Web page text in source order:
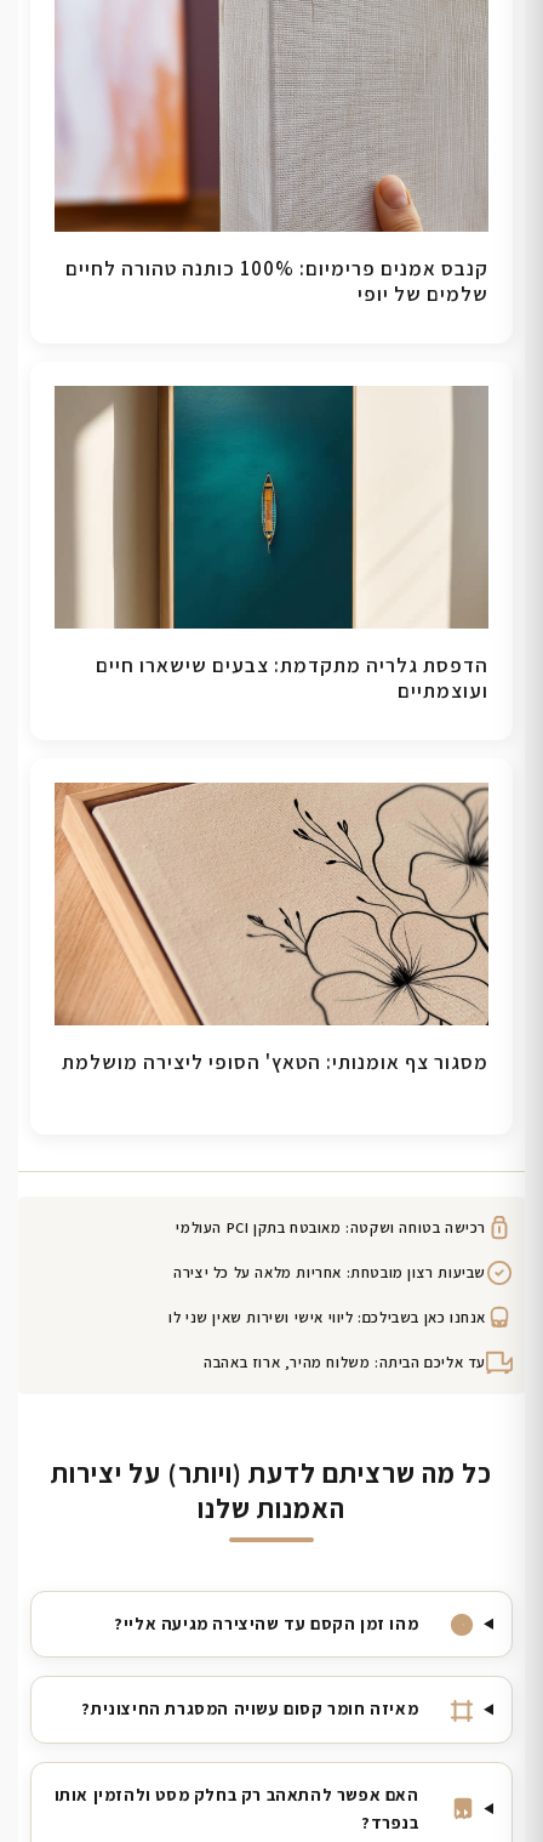
קנבס אמנים פרימיום: 100% כותנה טהורה לחיים
שלמים של יופי
הדפסת גלריה מתקדמת: צבעים שישארו חיים
ועוצמתיים
מסגור צף אומנותי: הטאץ' הסופי ליצירה מושלמת
רכישה בטוחה ושקטה: מאובטח בתקן PCI העולמי
שביעות רצון מובטחת: אחריות מלאה על כל יצירה
אנחנו כאן בשבילכם: ליווי אישי ושירות שאין שני לו
עד אליכם הביתה: משלוח מהיר, ארוז באהבה
כל מה שרציתם לדעת (ויותר) על יצירות
האמנות שלנו
מהו זמן הקסם עד שהיצירה מגיעה אליי?
מאיזה חומר קסום עשויה המסגרת החיצונית?
האם אפשר להתאהב רק בחלק מסט ולהזמין אותו
בנפרד?